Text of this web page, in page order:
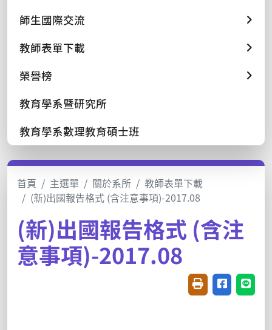
師生國際交流
教師表單下載
榮譽榜
教育學系暨研究所
教育學系數理教育碩士班
首頁 主選單 關於系所
教師表單下載
(新)出國報告格式 (含注意事項)-2017.08
(新)出國報告格式 (含注
意事項)-2017.08
友善列印(開新視
分享至臉書
分享